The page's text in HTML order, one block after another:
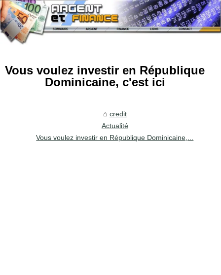
Vous voulez investir en République
Dominicaine, c'est ici
credit
Actualité
Vous voulez investir en République Dominicaine,...